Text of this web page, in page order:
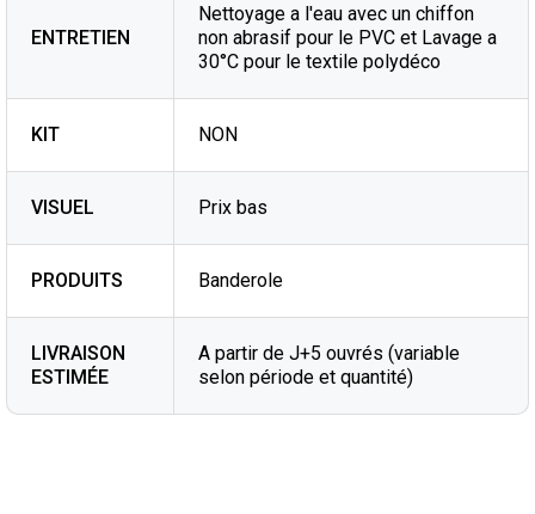
ENTRETIEN
Nettoyage a l'eau avec un chiffon
non abrasif pour le PVC et Lavage a
30°C pour le textile polydéco
KIT NON
VISUEL Prix bas
PRODUITS Banderole
LIVRAISON
ESTIMÉE
A partir de J+5 ouvrés (variable
selon période et quantité)